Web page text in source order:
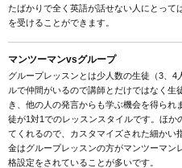
たばかりで全く英語が話せない人にとって
を受けることができます。
マンツーマンvsグループ
グループレッスンとは少人数の生徒（3、
ルで仲間がいるので講師とだけではなく生
き、他の人の発言からも学ぶ機会を得ら
徒が1対1でのレッスンスタイルです。ほ
てくれるので、カスタマイズされた細かい
金はグループレッスンの方がマンツーマン
格設定をされていることが多いです。